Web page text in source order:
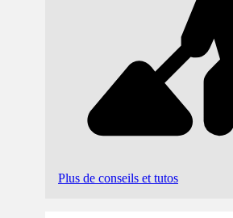
Plus de conseils et tutos